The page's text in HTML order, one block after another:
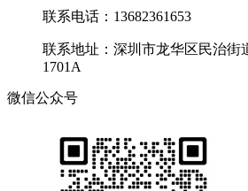
联系电话：13682361653
联系地址：深圳市龙华区民治街
1701A
微信公众号